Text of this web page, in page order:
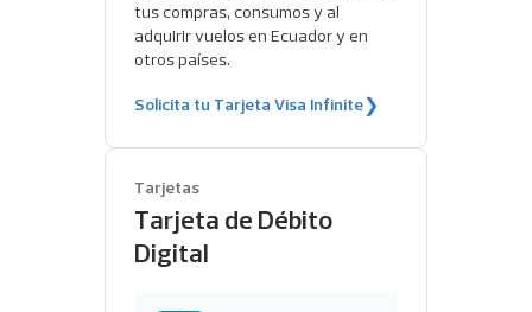
tus compras, consumos y al
adquirir vuelos en Ecuador y en
otros países.
Solicita tu Tarjeta Visa Infinite ❯
Tarjeta de Débito
Digital
Tarjetas